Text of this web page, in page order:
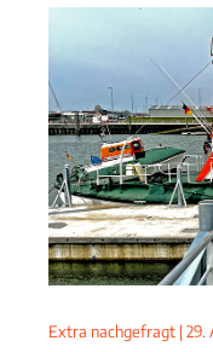
Extra nachgefragt | 29.